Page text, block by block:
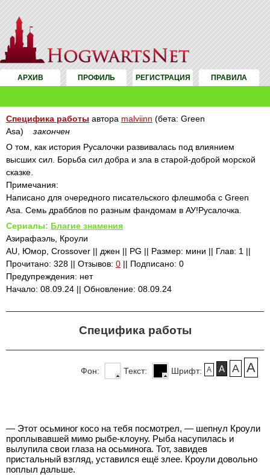
АРХИВ ПРОФИЛЬ РЕГИСТРАЦИЯ ПРАВИЛА
Специфика работы автора malviinn (бета: Green
Asa) закончен
О том, как история Русалочки развивалась под влиянием
высших сил. Борьба сил добра и зла в старой-доброй морской
сказке.
Примечания:
Написано для очередного писательского флешмоба с Green
Asa. Семь драбблов по разным фандомам в АУ!Русалочка.
Сериалы: Благие знамения
Азирафаэль, Кроули
AU, Юмор, Crossover || джен || PG || Размер: мини || Глав: 1 ||
Прочитано: 328 || Отзывов: 0 || Подписано: 0
Предупреждения: нет
Начало: 08.09.24 || Обновление: 08.09.24
Специфика работы
A A A A
Шрифт:
Текст:
Фон:
— Этот осьминог косо на тебя посмотрел, — шепнул Кроули
проплывавшей мимо рыбе-клоуну. Рыба насупилась и
вылупила свои глаза на осьминога. Тот, завидев
пристальный взгляд, уставился ещё злее. Кроули довольно
поплыл дальше.